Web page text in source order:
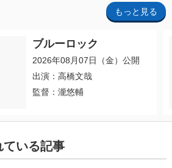
もっと見る
ブルーロック
2026年08月07日（金）公開
出演：高橋文哉
監督：瀧悠輔
ている記事